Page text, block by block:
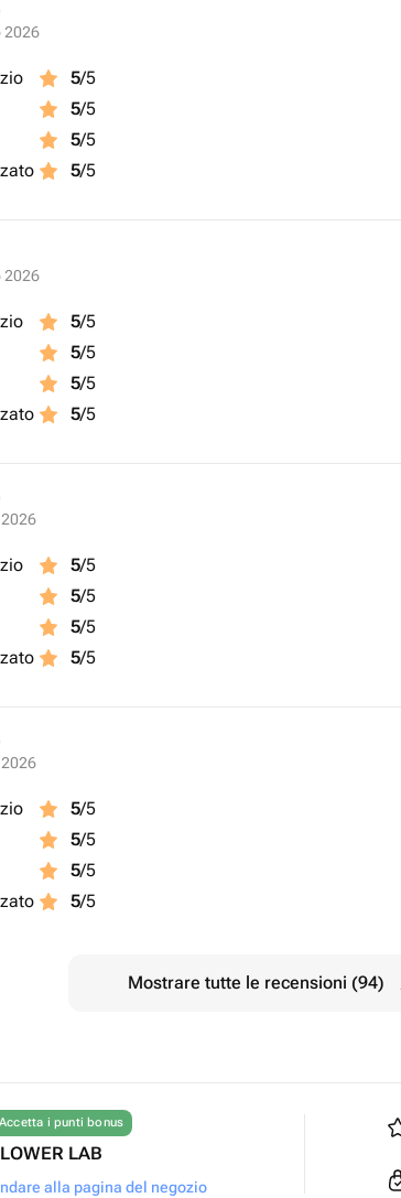
2026
5/5
5/5
5/5
5/5
2026
5/5
5/5
5/5
5/5
5/5
5/5
5/5
5/5
5/5
5/5
5/5
5/5
Mostrare tutte le recensioni (94)
Accetta i punti bonus
LAB
alla pagina del negozio